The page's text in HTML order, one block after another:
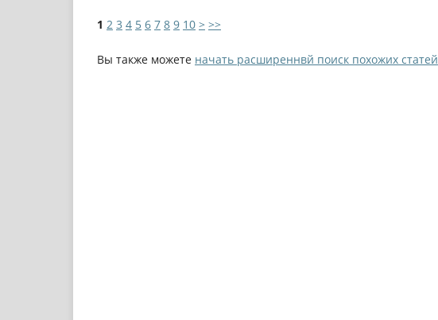
1 2 3 4 5 6 7 8 9 10 > >>
Вы также можете начать расширеннвй поиск похожих статей